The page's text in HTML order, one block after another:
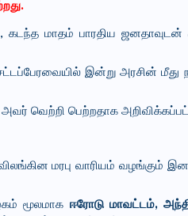
கடந்த மாதம் பாரதிய
இன்று அரசின்
அவர் வெற்றி பெற்றதாக
மரபு வாரியம் வழங்கும் இன
மூலமாக ஈரோடு மாவட்டம்,